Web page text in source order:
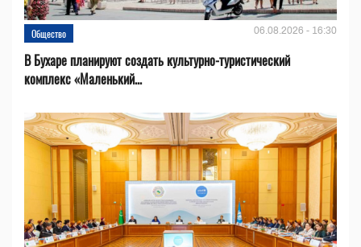
Общество 06.08.2026 - 16:30
В Бухаре планируют создать культурно-туристический
комплекс «Маленький...